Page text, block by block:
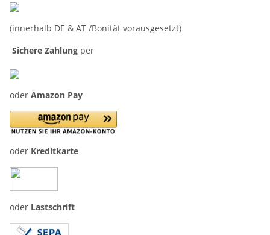
(innerhalb DE & AT /Bonität vorausgesetzt)
Sichere Zahlung per
oder Amazon Pay
oder Kreditkarte
oder Lastschrift